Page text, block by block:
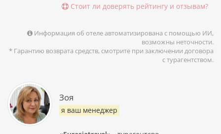
Стоит ли доверять рейтингу и отзывам?
Информация об отеле автоматизирована с помощью ИИ,
возможны неточности.
* Гарантию возврата средств, смотрите при заключении договора
с турагентством.
Зоя
я ваш менеджер